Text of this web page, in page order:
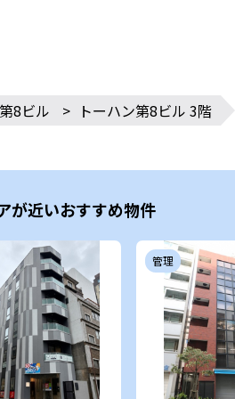
8ビル > トーハン第8ビル 3階
が近いおすすめ物件
管理